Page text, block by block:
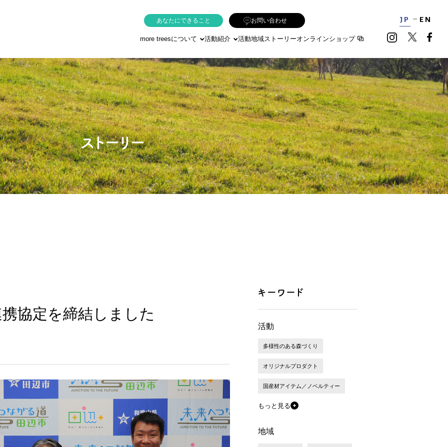
more treesについて 活動紹介 活動地域ストーリーオンラインショップ
あなたにできること お問い合わせ JP EN
協定を締結しました
活動
多様性のある森づくり
オリジナルプロダクト
国産材アイテム／ノベルティー
もっと見る
地域